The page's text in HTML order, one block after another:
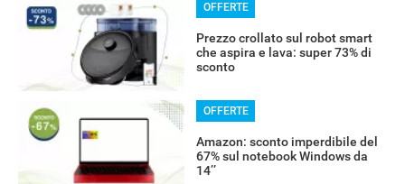
OFFERTE
Prezzo crollato sul robot smart
che aspira e lava: super 73% di
sconto
OFFERTE
Amazon: sconto imperdibile del
67% sul notebook Windows da
14’’